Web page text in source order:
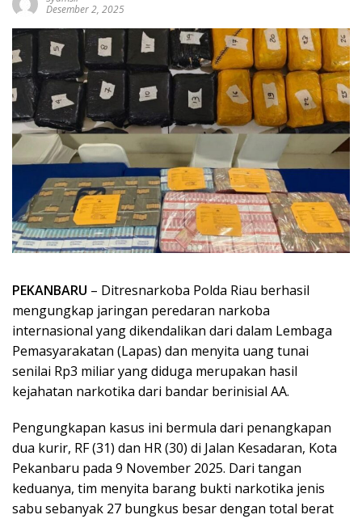
Desember 2, 2025
PEKANBARU – Ditresnarkoba Polda Riau berhasil
mengungkap jaringan peredaran narkoba
internasional yang dikendalikan dari dalam Lembaga
Pemasyarakatan (Lapas) dan menyita uang tunai
senilai Rp3 miliar yang diduga merupakan hasil
kejahatan narkotika dari bandar berinisial AA.
Pengungkapan kasus ini bermula dari penangkapan
dua kurir, RF (31) dan HR (30) di Jalan Kesadaran, Kota
Pekanbaru pada 9 November 2025. Dari tangan
keduanya, tim menyita barang bukti narkotika jenis
sabu sebanyak 27 bungkus besar dengan total berat